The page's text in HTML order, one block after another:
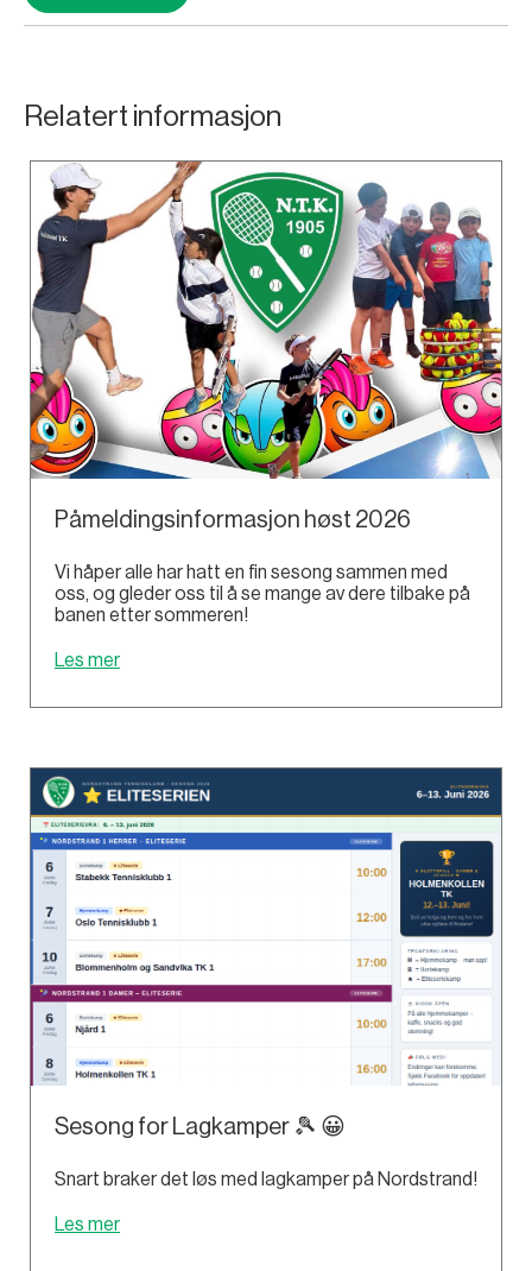
Relatert informasjon
Påmeldingsinformasjon høst 2026
Vi håper alle har hatt en fin sesong sammen med
oss, og gleder oss til å se mange av dere tilbake på
banen etter sommeren!
Les mer
Sesong for Lagkamper 🎾 😀
Snart braker det løs med lagkamper på Nordstrand!
Les mer